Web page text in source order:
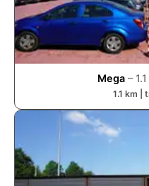
Mega – 1.1
1.1 km |